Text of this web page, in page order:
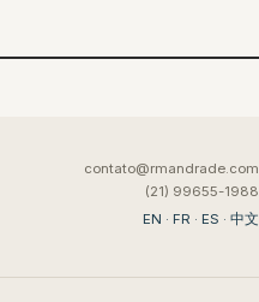
contato@rmandrade.com
(21) 99655-1988
EN · FR · ES · 中文